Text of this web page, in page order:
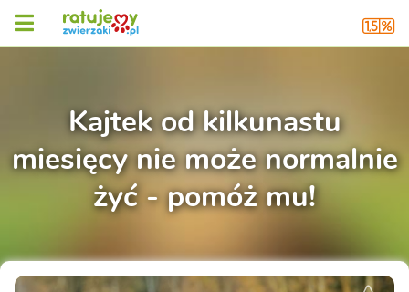
Kajtek od kilkunastu
miesięcy nie może normalnie
żyć - pomóż mu!